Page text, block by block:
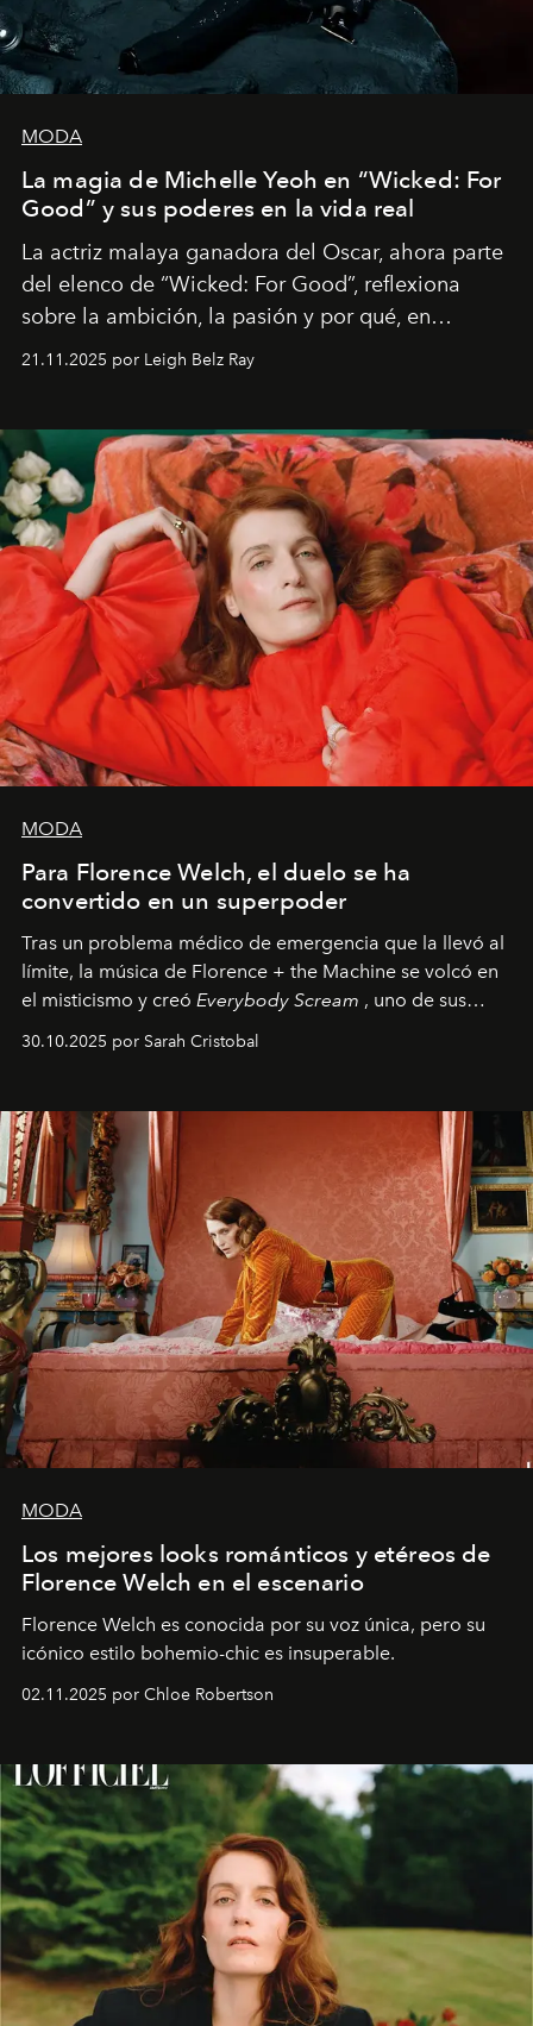
MODA
La magia de Michelle Yeoh en “Wicked: For
Good” y sus poderes en la vida real
La actriz malaya ganadora del Oscar, ahora parte
del elenco de “Wicked: For Good”, reflexiona
sobre la ambición, la pasión y por qué, en
ocasiones, la introspección puede esperar. “Es
importa si no lo entienden’”, confiesa.
21.11.2025 por Leigh Belz Ray
MODA
Para Florence Welch, el duelo se ha
convertido en un superpoder
Tras un problema médico de emergencia que la llevó al
límite, la música de Florence + the Machine se volcó en
el misticismo y creó Everybody Scream , uno de sus
30.10.2025 por Sarah Cristobal
MODA
Los mejores looks románticos y etéreos de
Florence Welch en el escenario
Florence Welch es conocida por su voz única, pero su
icónico estilo bohemio-chic es insuperable.
02.11.2025 por Chloe Robertson